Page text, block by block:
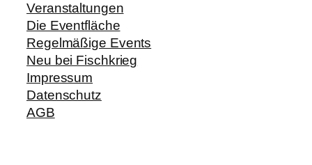
Veranstaltungen
Die Eventfläche
Regelmäßige Events
Neu bei Fischkrieg
Impressum
Datenschutz
AGB